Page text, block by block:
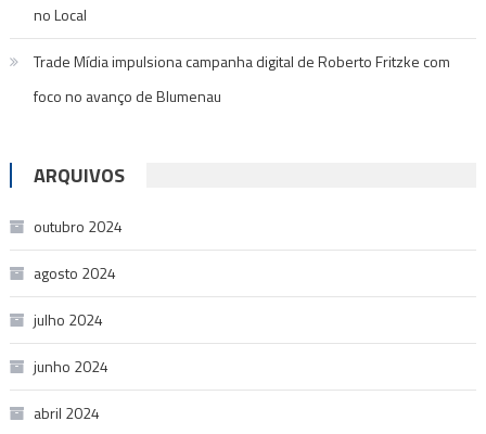
no Local
Trade Mídia impulsiona campanha digital de Roberto Fritzke com
foco no avanço de Blumenau
ARQUIVOS
outubro 2024
agosto 2024
julho 2024
junho 2024
abril 2024